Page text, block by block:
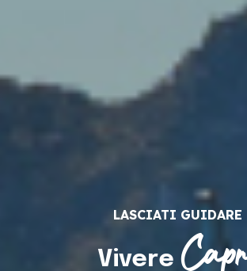
LASCIATI GUIDARE
Vivere